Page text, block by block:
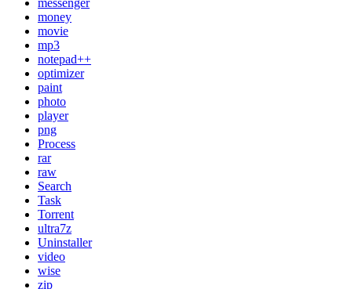
messenger
money
movie
mp3
notepad++
optimizer
paint
photo
player
png
Process
rar
raw
Search
Task
Torrent
ultra7z
Uninstaller
video
wise
zip